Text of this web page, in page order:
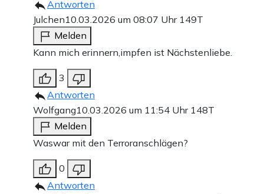
Antworten
Julchen10.03.2026 um 08:07 Uhr 149T
Melden
Kann mich erinnern,impfen ist Nächstenliebe.
3
Antworten
Wolfgang10.03.2026 um 11:54 Uhr 148T
Melden
Waswar mit den Terroranschlägen?
0
Antworten